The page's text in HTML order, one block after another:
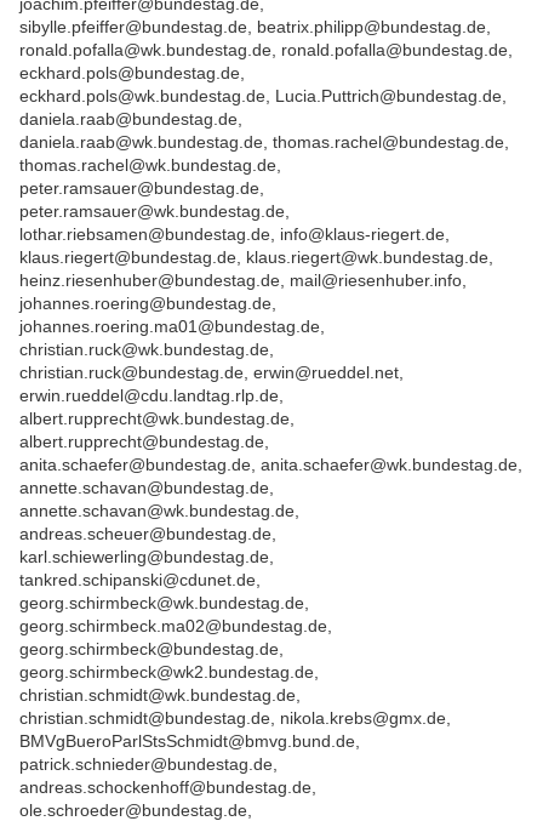
sibylle.pfeiffer@bundestag.de, beatrix.philipp@bundestag.de,
ronald.pofalla@wk.bundestag.de, ronald.pofalla@bundestag.de,
eckhard.pols@bundestag.de,
eckhard.pols@wk.bundestag.de, Lucia.Puttrich@bundestag.de,
daniela.raab@bundestag.de,
daniela.raab@wk.bundestag.de, thomas.rachel@bundestag.de,
thomas.rachel@wk.bundestag.de,
peter.ramsauer@bundestag.de,
peter.ramsauer@wk.bundestag.de,
lothar.riebsamen@bundestag.de, info@klaus-riegert.de,
klaus.riegert@bundestag.de, klaus.riegert@wk.bundestag.de,
heinz.riesenhuber@bundestag.de, mail@riesenhuber.info,
johannes.roering@bundestag.de,
johannes.roering.ma01@bundestag.de,
christian.ruck@wk.bundestag.de,
christian.ruck@bundestag.de, erwin@rueddel.net,
erwin.rueddel@cdu.landtag.rlp.de,
albert.rupprecht@wk.bundestag.de,
albert.rupprecht@bundestag.de,
anita.schaefer@bundestag.de, anita.schaefer@wk.bundestag.de,
annette.schavan@bundestag.de,
annette.schavan@wk.bundestag.de,
andreas.scheuer@bundestag.de,
karl.schiewerling@bundestag.de,
tankred.schipanski@cdunet.de,
georg.schirmbeck@wk.bundestag.de,
georg.schirmbeck.ma02@bundestag.de,
georg.schirmbeck@bundestag.de,
georg.schirmbeck@wk2.bundestag.de,
christian.schmidt@wk.bundestag.de,
christian.schmidt@bundestag.de, nikola.krebs@gmx.de,
BMVgBueroParlStsSchmidt@bmvg.bund.de,
patrick.schnieder@bundestag.de,
andreas.schockenhoff@bundestag.de,
ole.schroeder@bundestag.de,